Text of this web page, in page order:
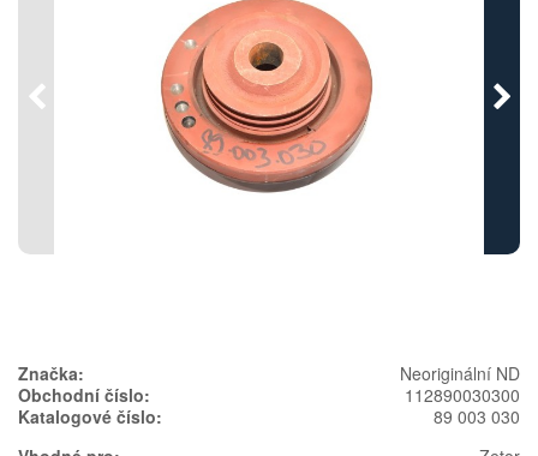
Předchozí
Značka:
Neoriginální ND
Obchodní číslo:
112890030300
Katalogové číslo:
89 003 030